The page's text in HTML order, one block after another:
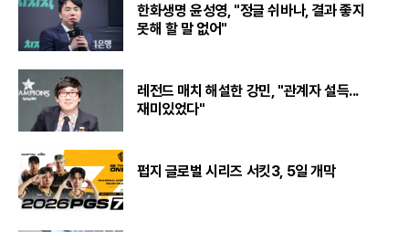
한화생명 윤성영, "정글 쉬바나, 결과 좋지
못해 할 말 없어"
레전드 매치 해설한 강민, "관계자 설득...
재미있었다"
펍지 글로벌 시리즈 서킷3, 5일 개막